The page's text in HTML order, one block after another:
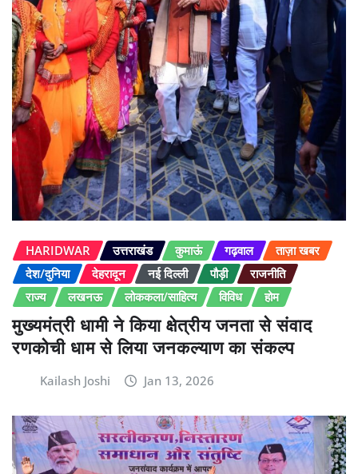
HARIDWAR उत्तराखंड कुमाऊं गढ़वाल
ताज़ा खबर
देश/दुनिया
देहरादून नई दिल्ली पौड़ी
राजनीति
राज्य
लखनऊ लोककला/साहित्य विविध होम
मुख्यमंत्री धामी ने किया क्षेत्रीय जनता से संवाद
रणकोची धाम से लिया जनकल्याण का संकल्प
Kailash Joshi Jan 13, 2026